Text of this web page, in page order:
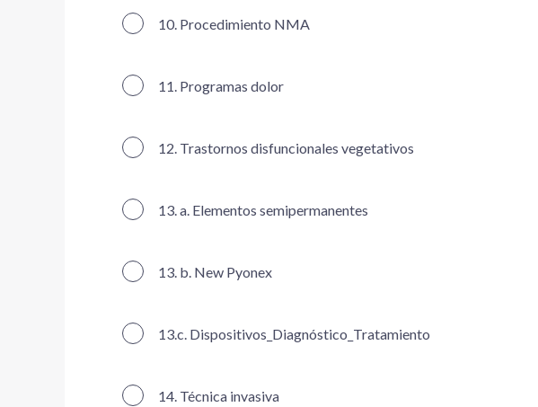
10. Procedimiento NMA
11. Programas dolor
12. Trastornos disfuncionales vegetativos
13. a. Elementos semipermanentes
13. b. New Pyonex
13.c. Dispositivos_Diagnóstico_Tratamiento
14. Técnica invasiva